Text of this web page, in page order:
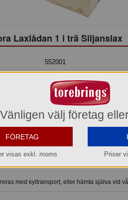
Laxlådan 1 i trä Siljanslax
552001
559,90 kr
Hel förpackning =1*ca1,6kg
Jmf.pris: 349,94kr/kg
Säsongsvara jul
Beställningsbar senare
med kyltransport, eller hämta själva vid
Vänligen välj företag
FÖRETAG
visas exkl. moms Priser